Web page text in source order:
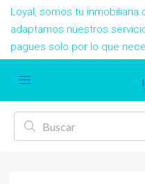
Loyal, somos tu inmobiliaria
adaptamos nuestros
pagues solo por lo que